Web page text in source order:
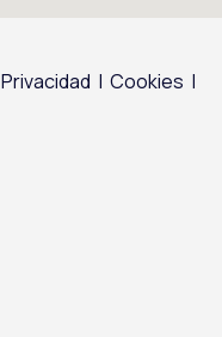
Privacidad | Cookies |